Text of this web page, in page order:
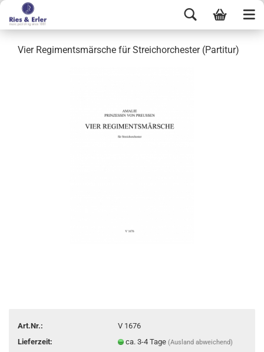
Vier Regimentsmärsche für Streichorchester (Partitur)
Art.Nr.:
V 1676
Lieferzeit:
ca. 3-4 Tage(Ausland abweichend)